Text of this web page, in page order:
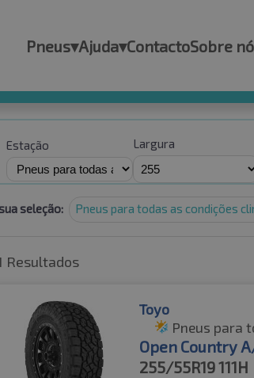
Pneus▾Ajuda▾ContactoSobre
Estação Largura
seleção: Pneus para todas as condições
Resultados
Toyo
Pneus para
Open Country
255/55R19111H